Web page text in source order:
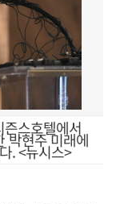
스호텔에서
박현주 미래에
. <뉴시스>